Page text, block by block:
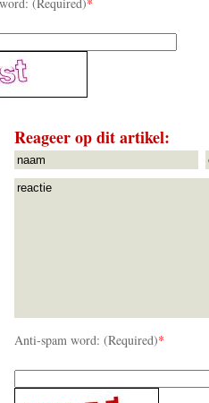
Reageer op dit artikel:
Anti-spam word: (Required)*